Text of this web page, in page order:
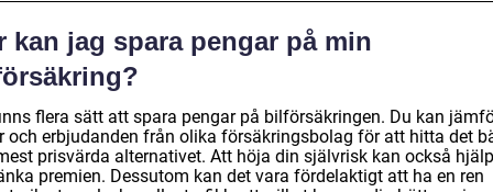
kan jag spara pengar på min
flera sätt att spara pengar på bilförsäkringen. Du kan
och erbjudanden från olika försäkringsbolag för att hitta det
prisvärda alternativet. Att höja din självrisk kan också
premien. Dessutom kan det vara fördelaktigt att ha en ren